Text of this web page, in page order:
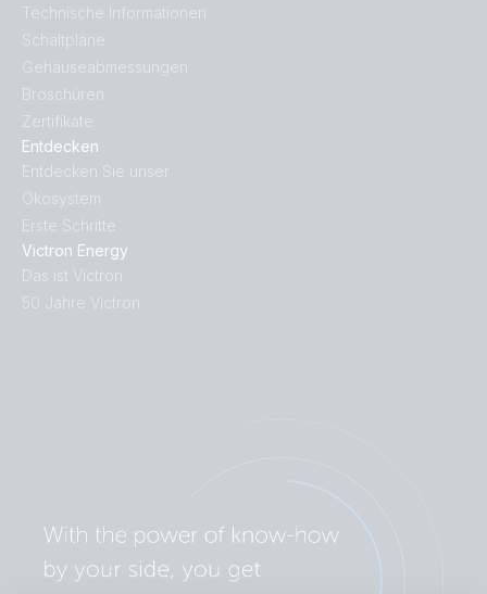
Entdecken
Entdecken Sie unser
Ökosystem
Erste Schritte
Victron Energy
Das ist Victron
50 Jahre Victron
Technische Informationen
Schaltpläne
Gehäuseabmessungen
Broschüren
Zertifikate